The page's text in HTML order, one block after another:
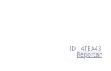
ID · 4FEA43
Reportar